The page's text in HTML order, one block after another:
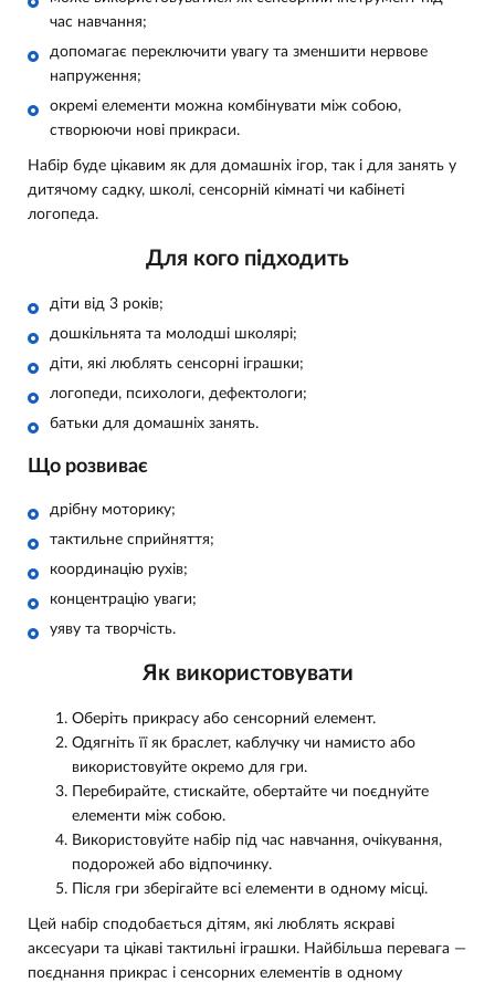
час навчання;
допомагає переключити увагу та зменшити нервове
напруження;
окремі елементи можна комбінувати між собою,
створюючи нові прикраси.
Набір буде цікавим як для домашніх ігор, так і для занять у
дитячому садку, школі, сенсорній кімнаті чи кабінеті
логопеда.
Для кого підходить
діти від 3 років;
дошкільнята та молодші школярі;
діти, які люблять сенсорні іграшки;
логопеди, психологи, дефектологи;
батьки для домашніх занять.
Що розвиває
дрібну моторику;
тактильне сприйняття;
координацію рухів;
концентрацію уваги;
уяву та творчість.
Як використовувати
Оберіть прикрасу або сенсорний елемент.
Одягніть її як браслет, каблучку чи намисто або
використовуйте окремо для гри.
Перебирайте, стискайте, обертайте чи поєднуйте
елементи між собою.
Використовуйте набір під час навчання, очікування,
подорожей або відпочинку.
Після гри зберігайте всі елементи в одному місці.
Цей набір сподобається дітям, які люблять яскраві
аксесуари та цікаві тактильні іграшки. Найбільша перевага —
поєднання прикрас і сенсорних елементів в одному